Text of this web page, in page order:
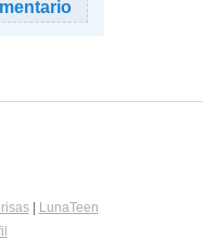
|
LunaTeen